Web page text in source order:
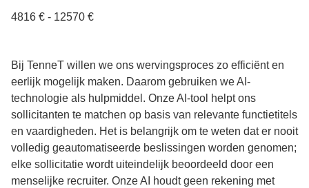
4816 € - 12570 €
Bij TenneT willen we ons wervingsproces zo efficiënt en
eerlijk mogelijk maken. Daarom gebruiken we AI-
technologie als hulpmiddel. Onze AI-tool helpt ons
sollicitanten te matchen op basis van relevante functietitels
en vaardigheden. Het is belangrijk om te weten dat er nooit
volledig geautomatiseerde beslissingen worden genomen;
elke sollicitatie wordt uiteindelijk beoordeeld door een
menselijke recruiter. Onze AI houdt geen rekening met